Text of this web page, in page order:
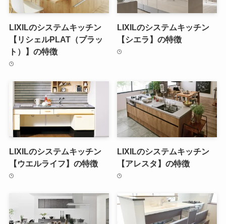
LIXILのシステムキッチン
【リシェルPLAT（プラッ
ト）】の特徴
LIXILのシステムキッチン
【シエラ】の特徴
LIXILのシステムキッチン
【ウエルライフ】の特徴
LIXILのシステムキッチン
【アレスタ】の特徴